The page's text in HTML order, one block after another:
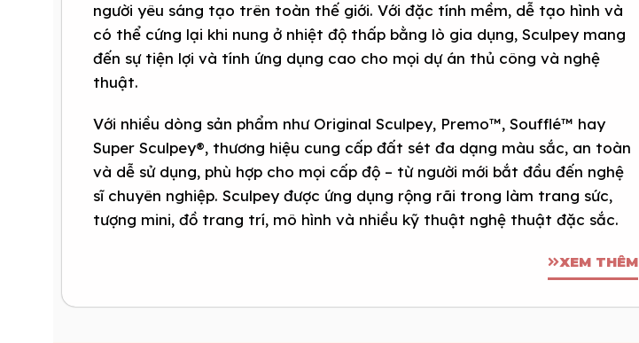
người yêu sáng tạo trên toàn thế giới. Với đặc tính mềm, dễ tạo hình và
có thể cứng lại khi nung ở nhiệt độ thấp bằng lò gia dụng, Sculpey mang
đến sự tiện lợi và tính ứng dụng cao cho mọi dự án thủ công và nghệ
thuật.
Với nhiều dòng sản phẩm như Original Sculpey, Premo™, Soufflé™ hay
Super Sculpey®, thương hiệu cung cấp đất sét đa dạng màu sắc, an toàn
và dễ sử dụng, phù hợp cho mọi cấp độ – từ người mới bắt đầu đến nghệ
sĩ chuyên nghiệp. Sculpey được ứng dụng rộng rãi trong làm trang sức,
tượng mini, đồ trang trí, mô hình và nhiều kỹ thuật nghệ thuật đặc sắc.
XEM THÊM